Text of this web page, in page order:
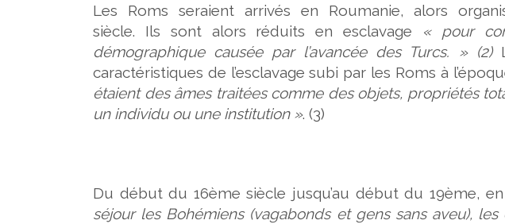
Les Roms seraient arrivés en Roumanie, alors
siècle. Ils sont alors réduits en esclavage « pour
démographique causée par l’avancée des Turcs. » (2)
caractéristiques de l’esclavage subi par les Roms à
étaient des âmes traitées comme des objets, propriétés
un individu ou une institution ». (3)
Du début du 16ème siècle jusqu’au début du 19ème,
séjour les Bohémiens (vagabonds et gens sans aveu),